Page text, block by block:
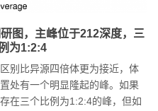
图，主峰位于212深度，三
为1:2:4
别比异源四倍体更为接近，体
处有一个明显隆起的峰。如果
在三个比例为1:2:4的峰，但如